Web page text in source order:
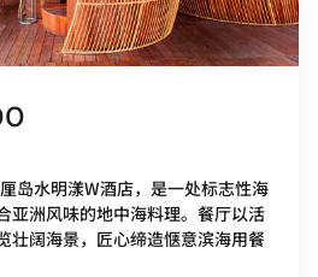
岛水明漾W酒店，是一处标志性海
亚洲风味的地中海料理。餐厅以活
壮阔海景，匠心缔造惬意滨海用餐